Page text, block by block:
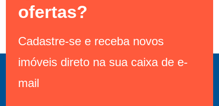
ofertas?
Cadastre-se e receba novos
imóveis direto na sua caixa de e-
mail